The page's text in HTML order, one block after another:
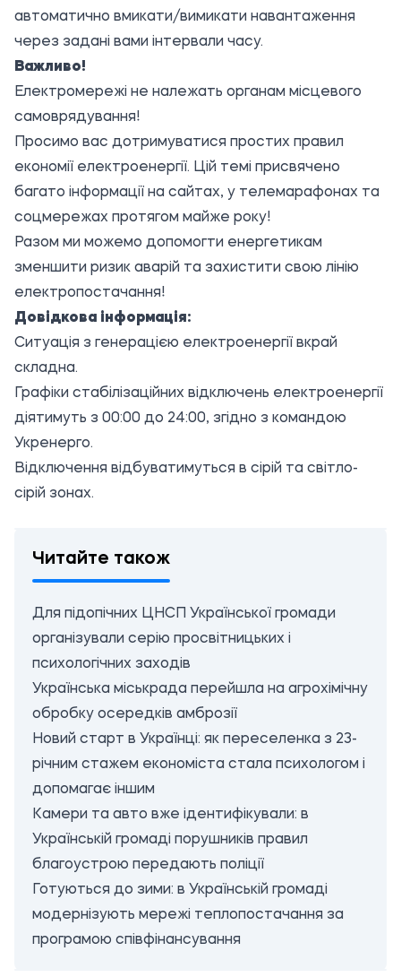
автоматично вмикати/вимикати навантаження
через задані вами інтервали часу.
Важливо!
Електромережі не належать органам місцевого
самоврядування!
Просимо вас дотримуватися простих правил
економії електроенергії. Цій темі присвячено
багато інформації на сайтах, у телемарафонах та
соцмережах протягом майже року!
Разом ми можемо допомогти енергетикам
зменшити ризик аварій та захистити свою лінію
електропостачання!
Довідкова інформація:
Ситуація з генерацією електроенергії вкрай
складна.
Графіки стабілізаційних відключень електроенергії
діятимуть з 00:00 до 24:00, згідно з командою
Укренерго.
Відключення відбуватимуться в сірій та світло-
сірій зонах.
Читайте також
Для підопічних ЦНСП Української громади
організували серію просвітницьких і
психологічних заходів
Українська міськрада перейшла на агрохімічну
обробку осередків амброзії
Новий старт в Українці: як переселенка з 23-
річним стажем економіста стала психологом і
допомагає іншим
Камери та авто вже ідентифікували: в
Українській громаді порушників правил
благоустрою передають поліції
Готуються до зими: в Українській громаді
модернізують мережі теплопостачання за
програмою співфінансування